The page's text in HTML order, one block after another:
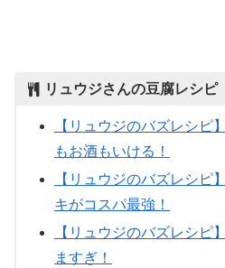
リュウジさんの豆腐レシピ
【リュウジのバズレシピ
もお酒もいける！
【リュウジのバズレシピ
キがコスパ最強！
【リュウジのバズレシピ
ますぎ！